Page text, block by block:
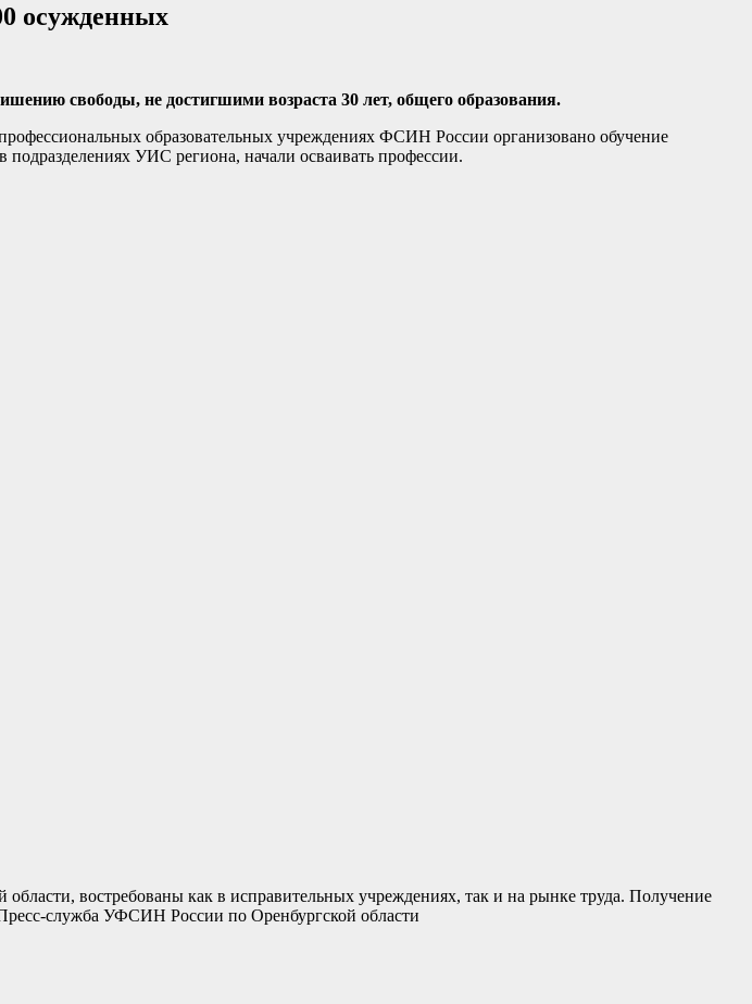
осужденных
свободы, не достигшими возраста 30 лет, общего образования.
образовательных учреждениях ФСИН России организовано обучение
УИС региона, начали осваивать профессии.
востребованы как в исправительных учреждениях, так и на рынке труда. Получение
служба УФСИН России по Оренбургской области